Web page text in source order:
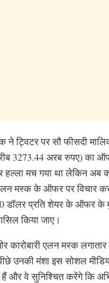
ट्विटर पर सौ फीसदी
3273.44 अरब रुपए) का
मच गया था लेकिन अब
मस्क के ऑफर पर विचार
डॉलर प्रति शेयर के ऑफर
किया जाए।
कारोबारी एलन मस्क
उनकी मंशा इस सोशल
और वे सुनिश्चित करेंगे कि